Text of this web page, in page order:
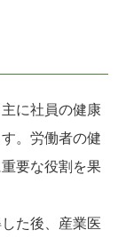
に社員の健康
。労働者の健
要な役割を果
た後、産業医